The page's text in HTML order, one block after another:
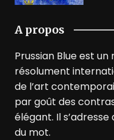
A propos
Prussian Blue est
résolument
de l’art
par goût des
élégant. Il
du mot.